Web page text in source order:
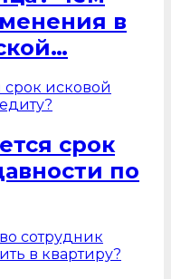
в
срок
по